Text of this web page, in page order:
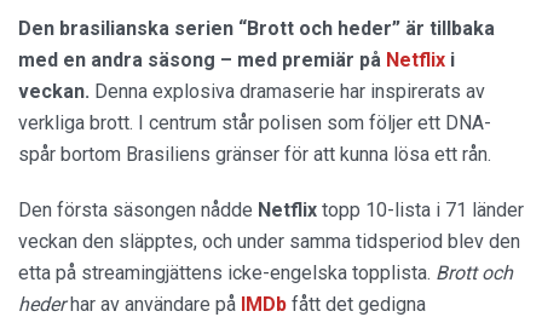
Den brasilianska serien “Brott och heder” är tillbaka
med en andra säsong – med premiär på Netflix i
veckan. Denna explosiva dramaserie har inspirerats av
verkliga brott. I centrum står polisen som följer ett DNA-
spår bortom Brasiliens gränser för att kunna lösa ett rån.
Den första säsongen nådde Netflix topp 10-lista i 71 länder
veckan den släpptes, och under samma tidsperiod blev den
etta på streamingjättens icke-engelska topplista. Brott och
hederhar av användare på IMDb fått det gedigna